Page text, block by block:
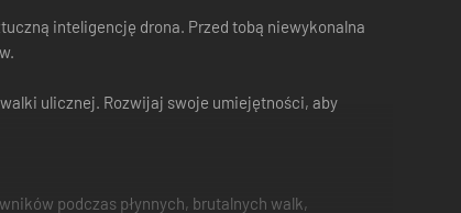
inteligencję drona. Przed tobą niewykonalna
ulicznej. Rozwijaj swoje umiejętności, aby
podczas płynnych, brutalnych walk,